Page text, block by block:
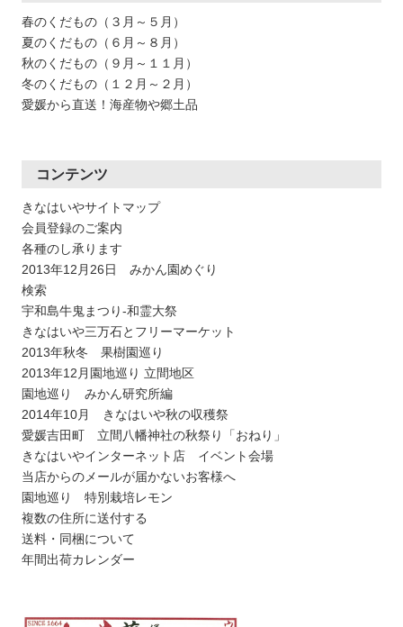
春のくだもの（３月～５月）
夏のくだもの（６月～８月）
秋のくだもの（９月～１１月）
冬のくだもの（１２月～２月）
愛媛から直送！海産物や郷土品
コンテンツ
きなはいやサイトマップ
会員登録のご案内
各種のし承ります
2013年12月26日 みかん園めぐり
検索
宇和島牛鬼まつり-和霊大祭
きなはいや三万石とフリーマーケット
2013年秋冬 果樹園巡り
2013年12月園地巡り 立間地区
園地巡り みかん研究所編
2014年10月 きなはいや秋の収穫祭
愛媛吉田町 立間八幡神社の秋祭り「おねり」
きなはいやインターネット店 イベント会場
当店からのメールが届かないお客様へ
園地巡り 特別栽培レモン
複数の住所に送付する
送料・同梱について
年間出荷カレンダー